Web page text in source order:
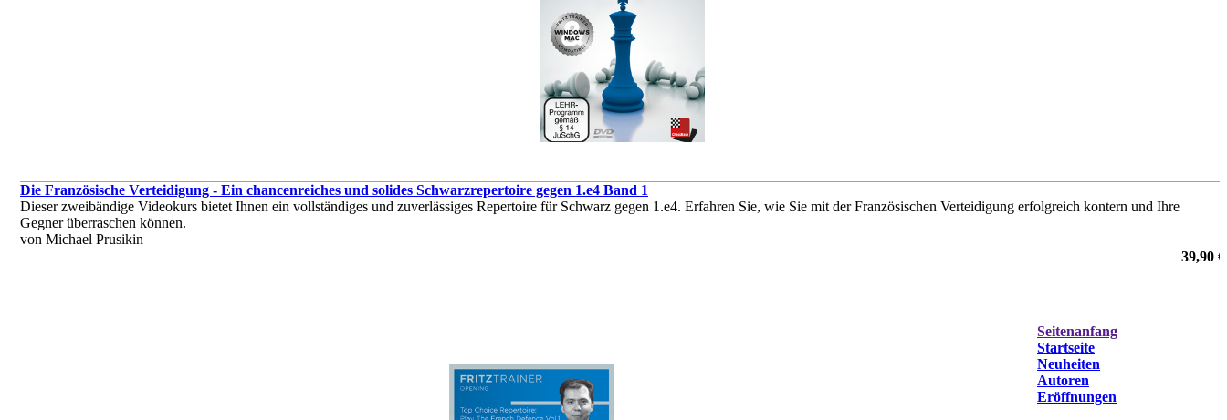
Die Französische Verteidigung - Ein chancenreiches und solides Schwarzrepertoire gegen 1.e4 Band 1
Dieser zweibändige Videokurs bietet Ihnen ein vollständiges und zuverlässiges Repertoire für Schwarz gegen 1.e4. Erfahren Sie, wie Sie mit der Französischen Verteidigung erfolgreich kontern und Ihre
Gegner überraschen können.
von Michael Prusikin
39,90 €
Seitenanfang
Startseite
Neuheiten
Autoren
Eröffnungen